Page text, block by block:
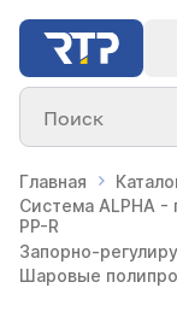
Поиск
Главная
Система ALPHA -
PP-R
Запорно-
Шаровые